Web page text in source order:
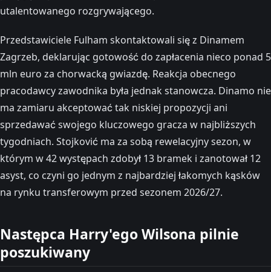
utalentowanego rozgrywającego.
Przedstawiciele Fulham skontaktowali się z Dinamem
Zagrzeb, deklarując gotowość do zapłacenia nieco ponad 5
mln euro za chorwacką gwiazdę. Reakcja obecnego
pracodawcy zawodnika była jednak stanowcza. Dinamo nie
ma zamiaru akceptować tak niskiej propozycji ani
sprzedawać swojego kluczowego gracza w najbliższych
tygodniach. Stojković ma za sobą rewelacyjny sezon, w
którym w 42 występach zdobył 13 bramek i zanotował 12
asyst, co czyni go jednym z najbardziej łakomych kąsków
na rynku transferowym przed sezonem 2026/27.
Następca Harry'ego Wilsona pilnie
poszukiwany